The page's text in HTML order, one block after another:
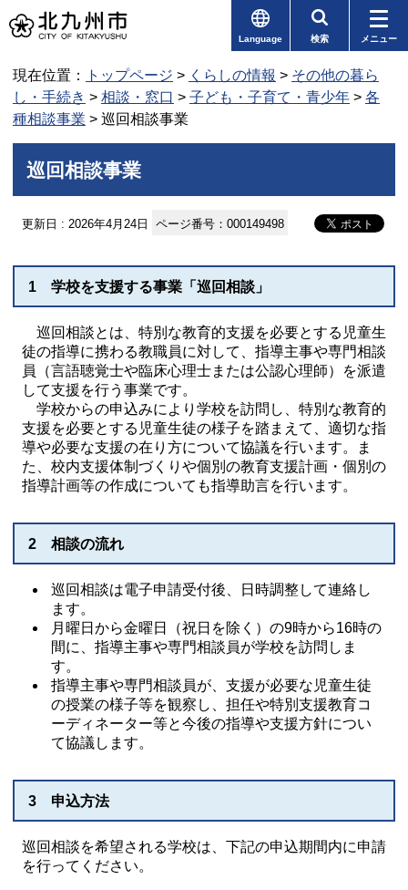
Language 検索 メニュー
現在位置： トップページ > くらしの情報 > その他の暮ら
し・手続き > 相談・窓口 > 子ども・子育て・青少年 > 各
種相談事業 > 巡回相談事業
巡回相談事業
更新日 : 2026年4月24日 ページ番号：000149498
1 学校を支援する事業「巡回相談」
巡回相談とは、特別な教育的支援を必要とする児童生
徒の指導に携わる教職員に対して、指導主事や専門相談
員（言語聴覚士や臨床心理士または公認心理師）を派遣
して支援を行う事業です。
学校からの申込みにより学校を訪問し、特別な教育的
支援を必要とする児童生徒の様子を踏まえて、適切な指
導や必要な支援の在り方について協議を行います。ま
た、校内支援体制づくりや個別の教育支援計画・個別の
指導計画等の作成についても指導助言を行います。
2 相談の流れ
巡回相談は電子申請受付後、日時調整して連絡し
ます。
月曜日から金曜日（祝日を除く）の9時から16時の
間に、指導主事や専門相談員が学校を訪問しま
す。
指導主事や専門相談員が、支援が必要な児童生徒
の授業の様子等を観察し、担任や特別支援教育コ
ーディネーター等と今後の指導や支援方針につい
て協議します。
3 申込方法
巡回相談を希望される学校は、下記の申込期間内に申請
を行ってください。